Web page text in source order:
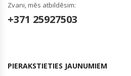
Zvani, mēs atbildēsim:
+371 25927503
PIERAKSTIETIES JAUNUMIEM